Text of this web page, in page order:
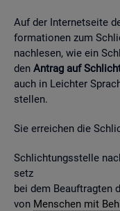
Auf der In­ter­net­sei­te
for­ma­tio­nen zum
nach­le­sen, wie ein
den An­trag auf
auch in Leich­ter
stel­len.
Sie er­rei­chen die
Schlich­tungs­stel­le
setz
bei dem Be­auf­trag­ten
von Men­schen mit